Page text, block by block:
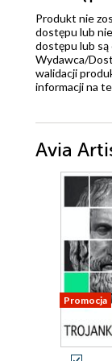
Produkt nie
dostępu lub
dostępu lub
Wydawca/
walidacji
informacji na
Avia
Promocja